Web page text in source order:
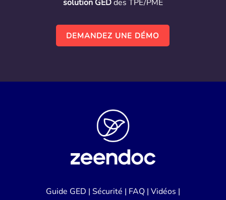
solution GEDdes TPE/PME
DEMANDEZ UNE DÉMO
Guide GED | Sécurité | FAQ| Vidéos |